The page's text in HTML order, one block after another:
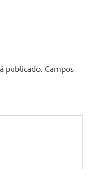
publicado. Campos